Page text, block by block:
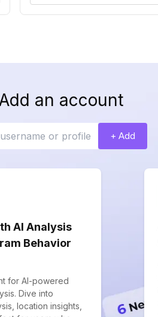
an account
+ Add
AI Analysis
Behavior
for AI-powered
Dive into
location insights,